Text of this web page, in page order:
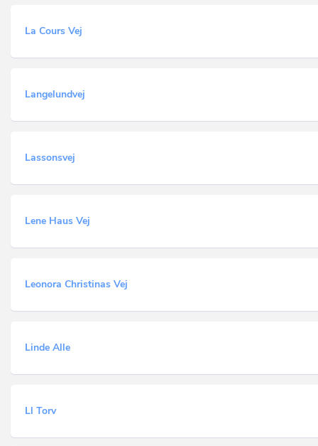
La Cours Vej
Langelundvej
Lassonsvej
Lene Haus Vej
Leonora Christinas Vej
Linde Alle
Ll Torv